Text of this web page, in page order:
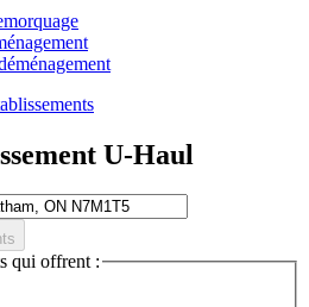
U-Haul
qui offrent :